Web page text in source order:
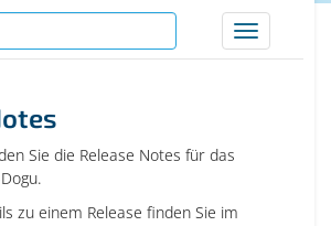
Toggle
navigation
Sie die Release Notes für das
zu einem Release finden Sie im